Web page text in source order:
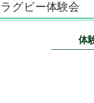
​ラグビー体験会
体